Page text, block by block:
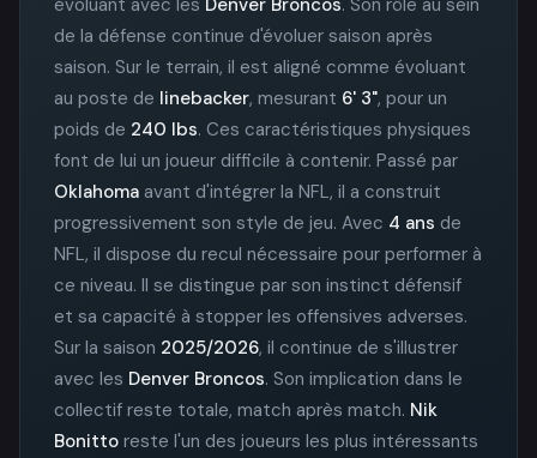
de la défense continue d'évoluer saison après
saison. Sur le terrain, il est aligné comme évoluant
au poste de linebacker, mesurant 6' 3", pour un
poids de 240 lbs. Ces caractéristiques physiques
font de lui un joueur difficile à contenir. Passé par
Oklahoma avant d'intégrer la NFL, il a construit
progressivement son style de jeu. Avec 4 ans de
NFL, il dispose du recul nécessaire pour performer à
ce niveau. Il se distingue par son instinct défensif
et sa capacité à stopper les offensives adverses.
Sur la saison 2025/2026, il continue de s'illustrer
avec les Denver Broncos. Son implication dans le
collectif reste totale, match après match. Nik
Bonitto reste l'un des joueurs les plus intéressants